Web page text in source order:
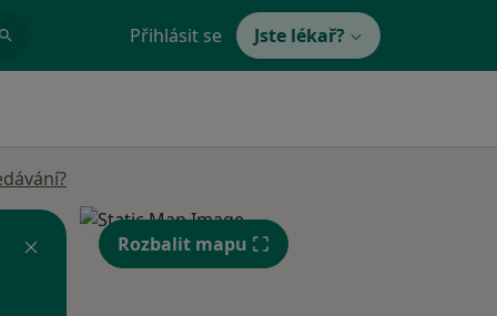
Přihlásit se Jste lékař?
Rozbalit mapu